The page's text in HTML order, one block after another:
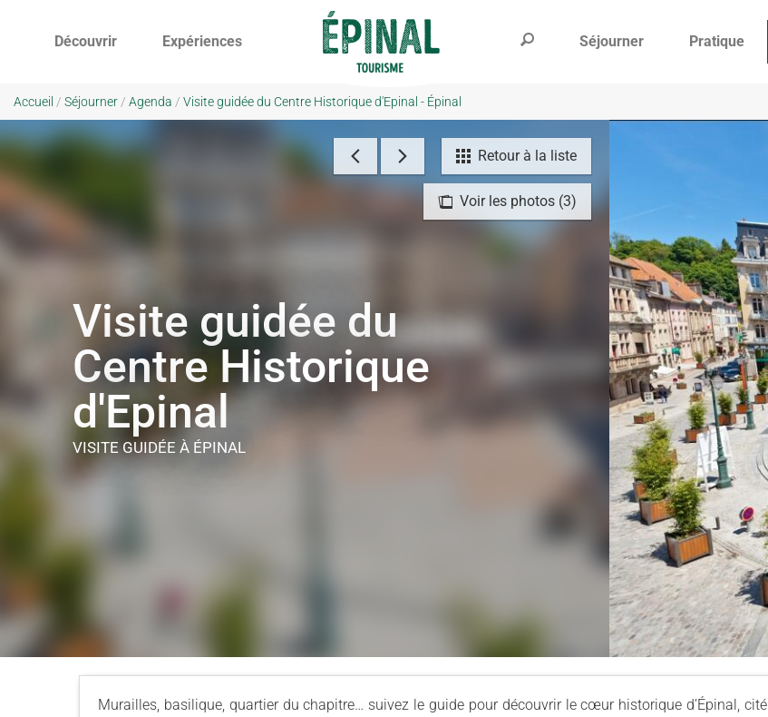
Découvrir Expériences Séjourner Pratique
Accueil / Séjourner / Agenda / Visite guidée du Centre Historique d'Epinal - Épinal
Retour à la liste
Voir les photos (3)
Visite guidée du
Centre Historique
d'Epinal
VISITE GUIDÉE À ÉPINAL
Murailles, basilique, quartier du chapitre… suivez le guide pour découvrir le cœur historique d’Épinal, cité